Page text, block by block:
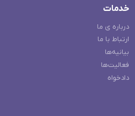
خدمات
درباره ی ما
ارتباط با ما
بیانیه‌ها
فعالیت‌ها
دادخواه